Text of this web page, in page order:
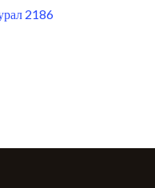
2186